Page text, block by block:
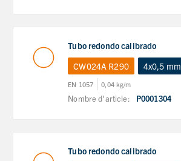
Tubo redondo calibrado
CW024A R290
4x0,5 mm
EN 1057 0,04 kg/m
Nombre d'article: P0001304
Tubo redondo calibrado